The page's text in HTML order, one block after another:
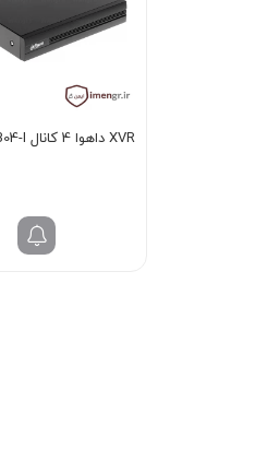
XVR داهوا 4 کانال XVR1B04-I